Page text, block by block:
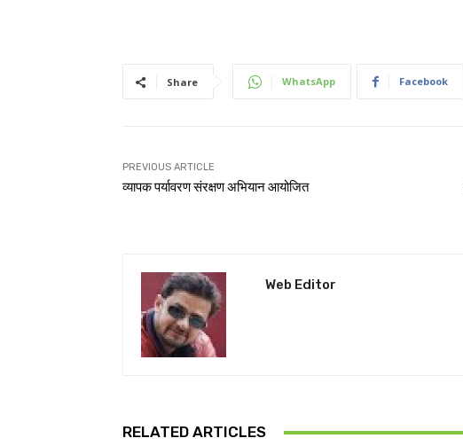
Share WhatsApp Facebook
PREVIOUS ARTICLE
व्यापक पर्यावरण संरक्षण अभियान आयोजित
Web Editor
RELATED ARTICLES